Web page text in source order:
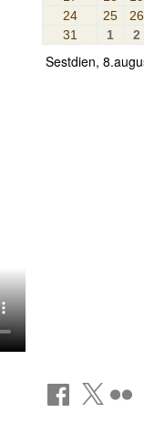
24
25 26
31
1 2
Sestdien,